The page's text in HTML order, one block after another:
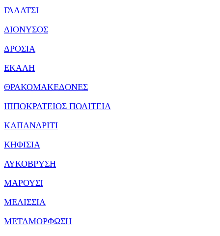
ΓΑΛΑΤΣΙ
ΔΙΟΝΥΣΟΣ
ΔΡΟΣΙΑ
ΕΚΑΛΗ
ΘΡΑΚΟΜΑΚΕΔΟΝΕΣ
ΙΠΠΟΚΡΑΤΕΙΟΣ ΠΟΛΙΤΕΙΑ
ΚΑΠΑΝΔΡΙΤΙ
ΚΗΦΙΣΙΑ
ΛΥΚΟΒΡΥΣΗ
ΜΑΡΟΥΣΙ
ΜΕΛΙΣΣΙΑ
ΜΕΤΑΜΟΡΦΩΣΗ